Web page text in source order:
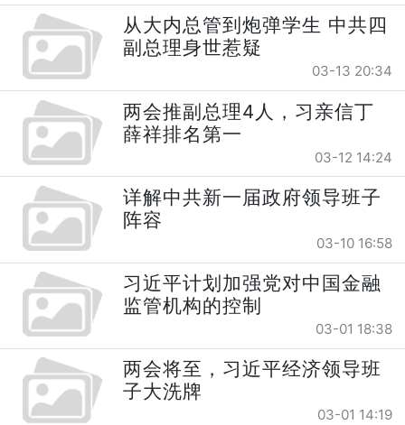
从大内总管到炮弹学生 中共四
副总理身世惹疑
03-13 20:34
两会推副总理4人，习亲信丁
薛祥排名第一
03-12 14:24
详解中共新一届政府领导班子
阵容
03-10 16:58
习近平计划加强党对中国金融
监管机构的控制
03-01 18:38
两会将至，习近平经济领导班
子大洗牌
03-01 14:19